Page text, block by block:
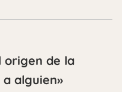
origen de la
alguien»